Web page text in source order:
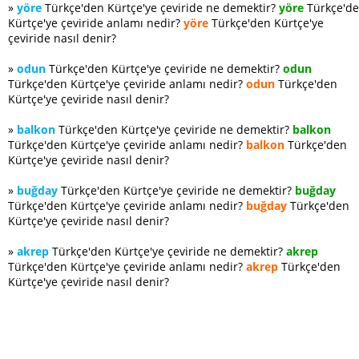
» yöre Türkçe'den Kürtçe'ye çeviride ne demektir? yöre
Kürtçe'ye çeviride anlamı nedir? yöre Türkçe'den Kürtçe'ye
çeviride nasıl denir?
» odun Türkçe'den Kürtçe'ye çeviride ne demektir? odun
Türkçe'den Kürtçe'ye çeviride anlamı nedir? odun Türkçe'den
Kürtçe'ye çeviride nasıl denir?
» balkon Türkçe'den Kürtçe'ye çeviride ne demektir? balkon
Türkçe'den Kürtçe'ye çeviride anlamı nedir? balkon Türkçe'den
Kürtçe'ye çeviride nasıl denir?
» buğday Türkçe'den Kürtçe'ye çeviride ne demektir? buğday
Türkçe'den Kürtçe'ye çeviride anlamı nedir? buğday Türkçe'den
Kürtçe'ye çeviride nasıl denir?
» akrep Türkçe'den Kürtçe'ye çeviride ne demektir? akrep
Türkçe'den Kürtçe'ye çeviride anlamı nedir? akrep Türkçe'den
Kürtçe'ye çeviride nasıl denir?